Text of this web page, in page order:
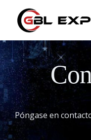
Póngase en